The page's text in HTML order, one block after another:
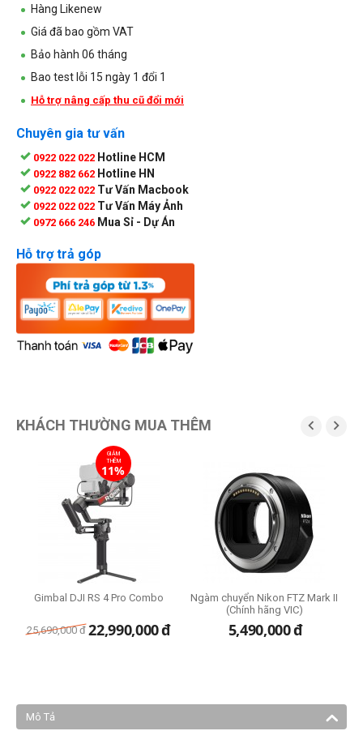
Hàng Likenew
Giá đã bao gồm VAT
Bảo hành 06 tháng
Bao test lỗi 15 ngày 1 đổi 1
Hỗ trợ nâng cấp thu cũ đổi mới
Chuyên gia tư vấn
0922 022 022 Hotline HCM
0922 882 662 Hotline HN
0922 022 022 Tư Vấn Macbook
0922 022 022 Tư Vấn Máy Ảnh
0972 666 246 Mua Sỉ - Dự Án
Hỗ trợ trả góp
KHÁCH THƯỜNG MUA THÊM  
GIẢM
THÊM
11%
Gimbal DJI RS 4 Pro Combo
25,690,000 đ 22,990,000đ
Ngàm chuyển Nikon FTZ Mark II
(Chính hãng VIC)
5,490,000đ
Mô Tả